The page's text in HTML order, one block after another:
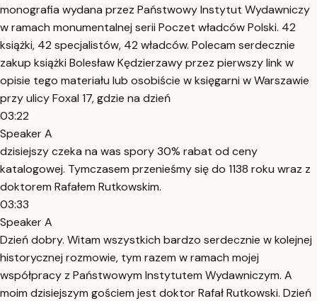
monografia wydana przez Państwowy Instytut Wydawniczy
w ramach monumentalnej serii Poczet władców Polski. 42
książki, 42 specjalistów, 42 władców. Polecam serdecznie
zakup książki Bolesław Kędzierzawy przez pierwszy link w
opisie tego materiału lub osobiście w księgarni w Warszawie
przy ulicy Foxal 17, gdzie na dzień
03:22
Speaker A
dzisiejszy czeka na was spory 30% rabat od ceny
katalogowej. Tymczasem przenieśmy się do 1138 roku wraz z
doktorem Rafałem Rutkowskim.
03:33
Speaker A
Dzień dobry. Witam wszystkich bardzo serdecznie w kolejnej
historycznej rozmowie, tym razem w ramach mojej
współpracy z Państwowym Instytutem Wydawniczym. A
moim dzisiejszym gościem jest doktor Rafał Rutkowski. Dzień